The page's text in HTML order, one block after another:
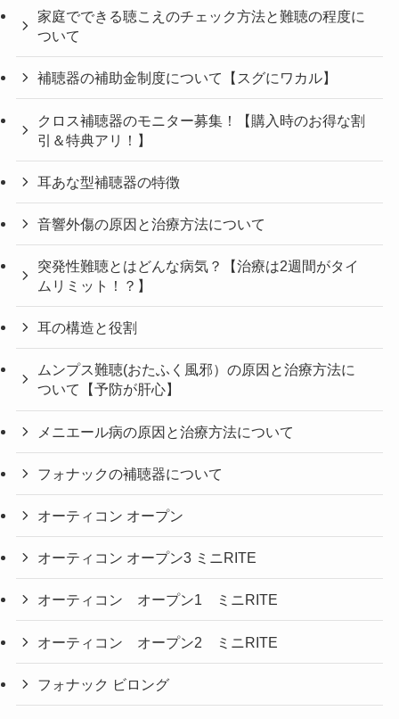
家庭でできる聴こえのチェック方法と難聴の程度に
ついて
補聴器の補助金制度について【スグにワカル】
クロス補聴器のモニター募集！【購入時のお得な割
引＆特典アリ！】
耳あな型補聴器の特徴
音響外傷の原因と治療方法について
突発性難聴とはどんな病気？【治療は2週間がタイ
ムリミット！？】
耳の構造と役割
ムンプス難聴(おたふく風邪）の原因と治療方法に
ついて【予防が肝心】
メニエール病の原因と治療方法について
フォナックの補聴器について
オーティコン オープン
オーティコン オープン3 ミニRITE
オーティコン オープン1 ミニRITE
オーティコン オープン2 ミニRITE
フォナック ビロング